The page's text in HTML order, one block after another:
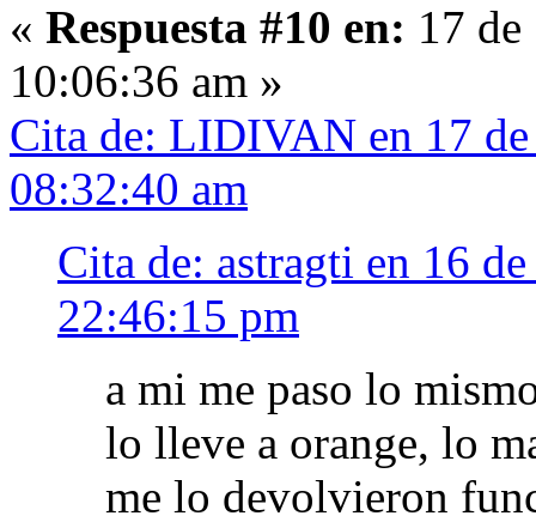
« Respuesta #10 en: 17
10:06:36 am »
Cita de: LIDIVAN en 17
08:32:40 am
Cita de: astragti en 16
22:46:15 pm
a mi me paso lo
lo lleve a orange, lo
me lo devolvieron